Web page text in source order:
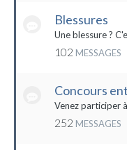
Blessures
Une blessure ?
102 MESSAGES
Concours
Venez participer
252 MESSAGES